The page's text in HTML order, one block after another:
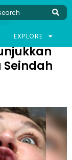
EXPLORE
EKSPEKTASI TAK
Seindah